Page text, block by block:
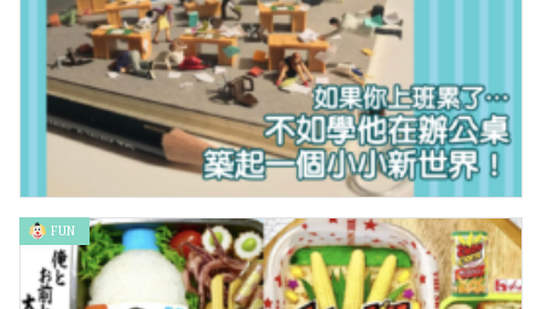
如果你上班累了…不如學他在辦公桌築起一個小小新世界！
FUN